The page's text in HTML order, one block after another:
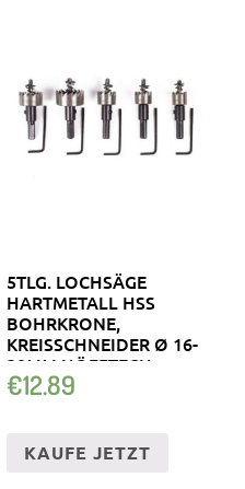
5TLG. LOCHSÄGE
HARTMETALL HSS
BOHRKRONE,
KREISSCHNEIDER Ø 16-
30MM HÖFFTECH
€12.89
KAUFE JETZT